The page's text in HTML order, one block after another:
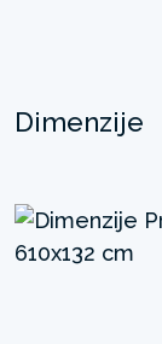
Dimenzije